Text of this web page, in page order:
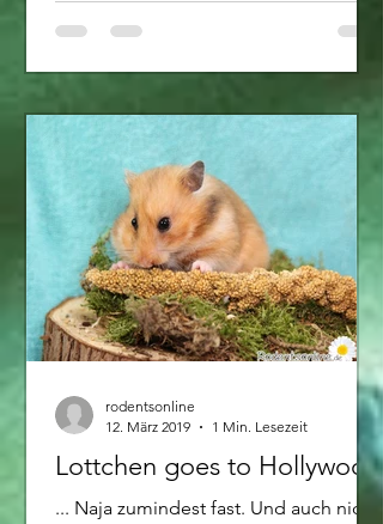
Lottchen goes to Hollywood
... Naja zumindest fast. Und auch nicht
rodentsonline
12. März 2019
1 Min. Lesezeit